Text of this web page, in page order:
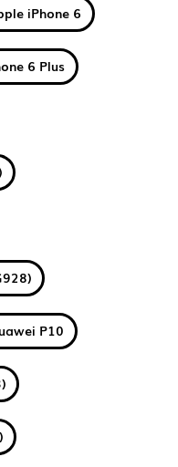
iPhone 6
6 Plus
P10